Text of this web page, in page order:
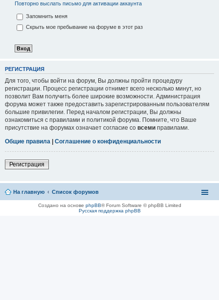
Повторно выслать письмо для активации аккаунта
Запомнить меня
Скрыть мое пребывание на форуме в этот раз
РЕГИСТРАЦИЯ
Для того, чтобы войти на форум, Вы должны пройти процедуру
регистрации. Процесс регистрации отнимет всего несколько минут, но
позволит Вам получить более широкие возможности. Администрация
форума может также предоставить зарегистрированным пользователям
большие привилегии. Перед началом регистрации, Вы должны
ознакомиться с правилами и политикой форума. Помните, что Ваше
присутствие на форумах означает согласие со всеми правилами.
Общие правила | Соглашение о конфиденциальности
Регистрация
На главную Список форумов
Создано на основе phpBB® Forum Software © phpBB Limited
Русская поддержка phpBB